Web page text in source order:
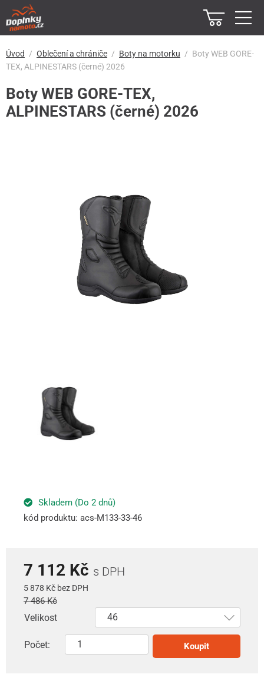
Úvod Oblečení a chrániče Boty na motorku
Boty WEB GORE-
TEX, ALPINESTARS (černé) 2026
Boty WEB GORE-TEX,
ALPINESTARS (černé) 2026
Skladem (Do 2 dnů)
kód produktu: acs-M133-33-46
7 112 Kč s DPH
5 878 Kč bez DPH
7 486 Kč
Velikost
Počet: Koupit